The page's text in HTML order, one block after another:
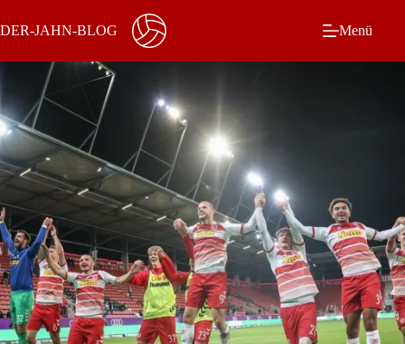
Inhalt
springen
DER-JAHN-BLOG Menü